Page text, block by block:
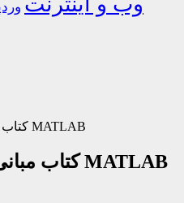
کتاب مبانی کدنویسی ریاضی در MATLAB
کتاب مبانی کدنویسی ریاضی در MATLAB